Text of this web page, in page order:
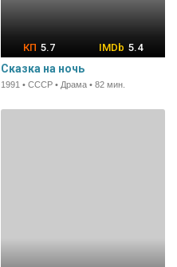
5.7 5.4
Сказка на ночь
1991 • СССР • Драма • 82 мин.